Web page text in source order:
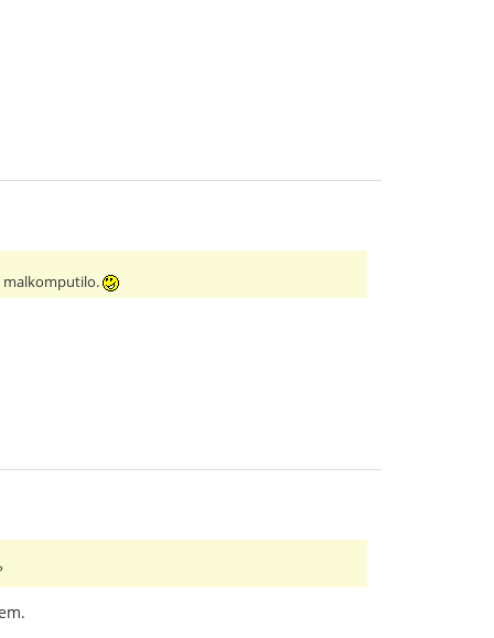
malkomputilo.